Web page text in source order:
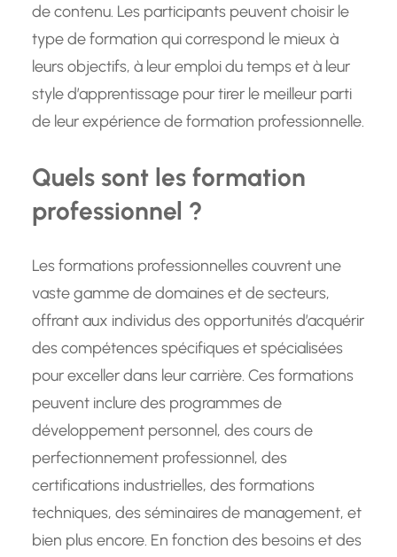
de contenu. Les participants peuvent choisir le
type de formation qui correspond le mieux à
leurs objectifs, à leur emploi du temps et à leur
style d’apprentissage pour tirer le meilleur parti
de leur expérience de formation professionnelle.
Quels sont les formation
professionnel ?
Les formations professionnelles couvrent une
vaste gamme de domaines et de secteurs,
offrant aux individus des opportunités d’acquérir
des compétences spécifiques et spécialisées
pour exceller dans leur carrière. Ces formations
peuvent inclure des programmes de
développement personnel, des cours de
perfectionnement professionnel, des
certifications industrielles, des formations
techniques, des séminaires de management, et
bien plus encore. En fonction des besoins et des